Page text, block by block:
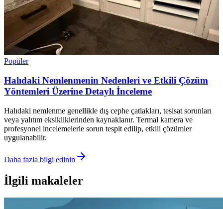
Popüler
Halıdaki Nemlenmenin Nedenleri ve Etkili Çözüm
Yöntemleri Üzerine Detaylı İnceleme
Halıdaki nemlenme genellikle dış cephe çatlakları, tesisat sorunları
veya yalıtım eksikliklerinden kaynaklanır. Termal kamera ve
profesyonel incelemelerle sorun tespit edilip, etkili çözümler
uygulanabilir.
Daha fazla bilgi edinin
İlgili makaleler